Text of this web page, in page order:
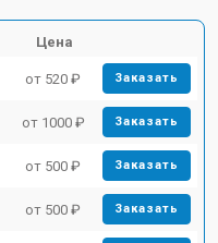
Цена
от 520 ₽ Заказать
от 1000 ₽ Заказать
от 500 ₽ Заказать
от 500 ₽ Заказать